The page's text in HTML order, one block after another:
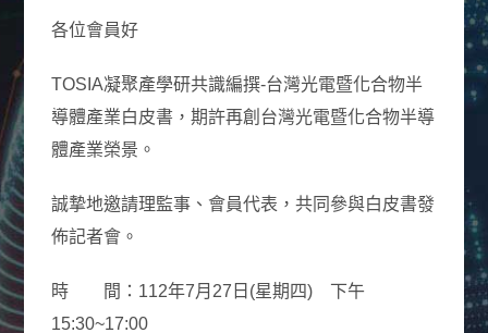
各位會員好
TOSIA凝聚產學研共識編撰-台灣光電暨化合物半
導體產業白皮書，期許再創台灣光電暨化合物半導
體產業榮景。
誠摯地邀請理監事、會員代表，共同參與白皮書發
佈記者會。
時 間：112年7月27日(星期四) 下午
15:30~17:00